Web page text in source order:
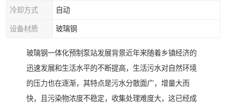
冷却方式 自动
设备材质 玻璃钢
玻璃钢一体化预制泵站发展背景近年来随着乡镇经济的
迅速发展和生活水平的不断提高，生活污水对自然环境
的压力也在逐渐，其特点是污水分散面广，增量大而
快，且污染物浓度不稳定，收集处理难度大，这已经成